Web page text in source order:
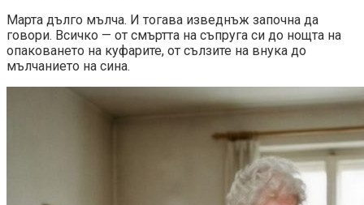
Марта дълго мълча. И тогава изведнъж започна да
говори. Всичко — от смъртта на съпруга си до нощта на
опаковането на куфарите, от сълзите на внука до
мълчанието на сина.